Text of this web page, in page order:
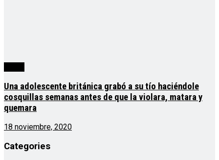
Una adolescente británica grabó a su tío haciéndole
cosquillas semanas antes de que la violara, matara y
quemara
18 noviembre, 2020
Categories